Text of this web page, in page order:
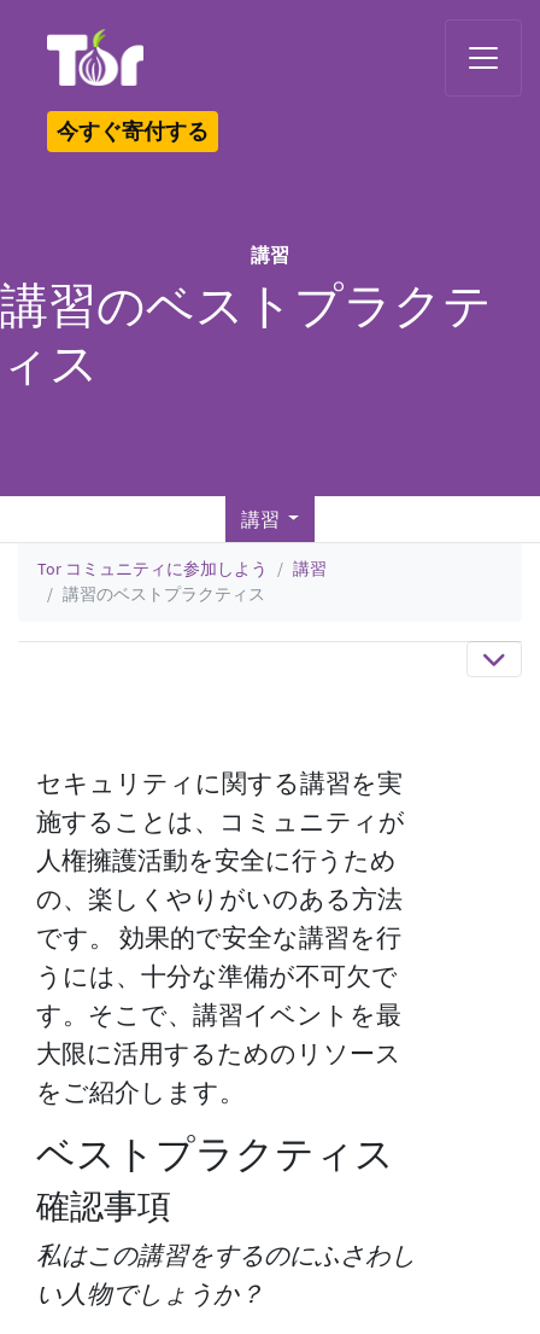
今すぐ寄付する
講習
講習のベストプラクテ
ィス
講習
Tor コミュニティに参加しよう
講習
講習のベストプラクティス
セキュリティに関する講習を実
施することは、コミュニティが
人権擁護活動を安全に行うため
の、楽しくやりがいのある方法
です。 効果的で安全な講習を行
うには、十分な準備が不可欠で
す。そこで、講習イベントを最
大限に活用するためのリソース
をご紹介します。
ベストプラクティス
確認事項
私はこの講習をするのにふさわし
い人物でしょうか？